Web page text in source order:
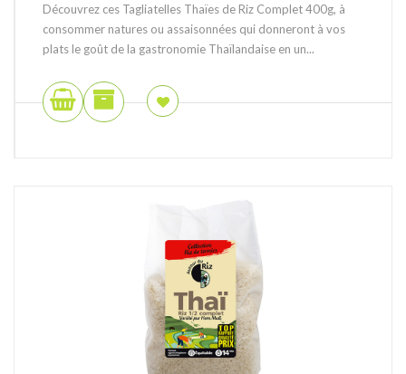
Découvrez ces Tagliatelles Thaïes de Riz Complet 400g, à
consommer natures ou assaisonnées qui donneront à vos
plats le goût de la gastronomie Thaïlandaise en un...